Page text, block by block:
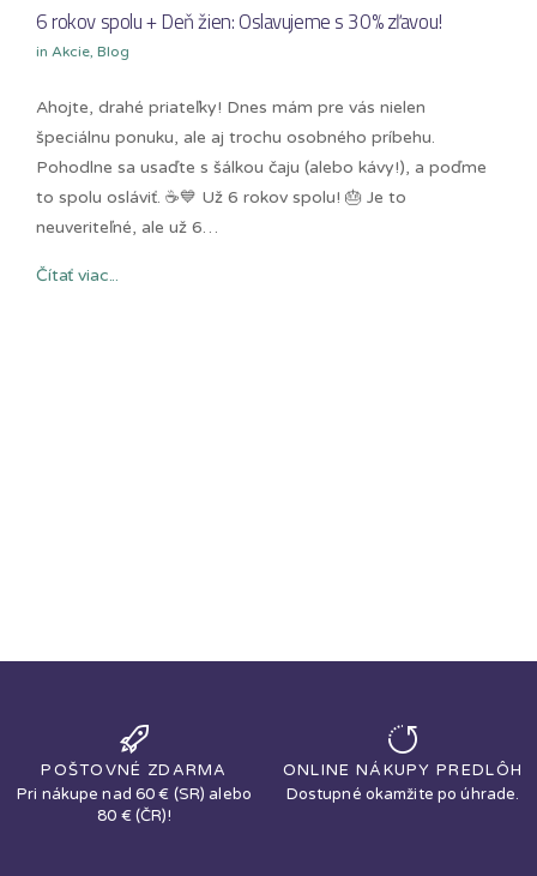
6 rokov spolu + Deň žien: Oslavujeme s 30% zľavou!
in Akcie Blog
Ahojte, drahé priateľky! Dnes mám pre vás nielen
špeciálnu ponuku, ale aj trochu osobného príbehu.
Pohodlne sa usaďte s šálkou čaju (alebo kávy!), a poďme
to spolu osláviť. ☕💙 Už 6 rokov spolu! 🎂 Je to
neuveriteľné, ale už 6…
Čítať viac...
POŠTOVNÉ ZDARMA
Pri nákupe nad 60 € (SR) alebo
80 € (ČR)!
ONLINE NÁKUPY PREDLÔH
Dostupné okamžite po úhrade.